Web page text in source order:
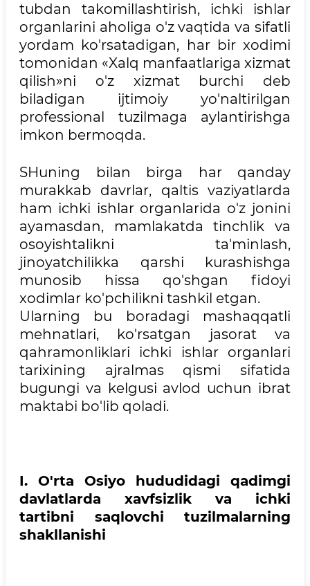
tubdan takomillashtirish, ichki ishlar
organlarini aholiga o'z vaqtida va sifatli
yordam ko'rsatadigan, har bir xodimi
tomonidan «Xalq manfaatlariga xizmat
qilish»ni o'z xizmat burchi deb
biladigan ijtimoiy yo'naltirilgan
professional tuzilmaga aylantirishga
imkon bermoqda.
SHuning bilan birga har qanday
murakkab davrlar, qaltis vaziyatlarda
ham ichki ishlar organlarida o'z jonini
ayamasdan, mamlakatda tinchlik va
osoyishtalikni ta'minlash,
jinoyatchilikka qarshi kurashishga
munosib hissa qo'shgan fidoyi
xodimlar ko'pchilikni tashkil etgan.
Ularning bu boradagi mashaqqatli
mehnatlari, ko'rsatgan jasorat va
qahramonliklari ichki ishlar organlari
tarixining ajralmas qismi sifatida
bugungi va kelgusi avlod uchun ibrat
maktabi bo'lib qoladi.
I. O'rta Osiyo hududidagi qadimgi
davlatlarda xavfsizlik va ichki
tartibni saqlovchi tuzilmalarning
shakllanishi